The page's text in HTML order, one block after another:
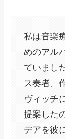
私は音楽
めのアル
ていまし
ス奏者、
ヴィッチ
提案した
デアを彼